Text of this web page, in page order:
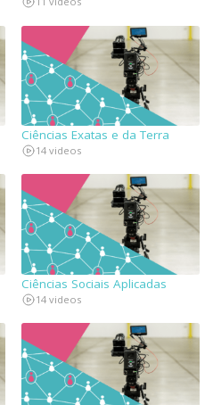
Ciências Exatas e da Terra
14 videos
Ciências Sociais Aplicadas
14 videos